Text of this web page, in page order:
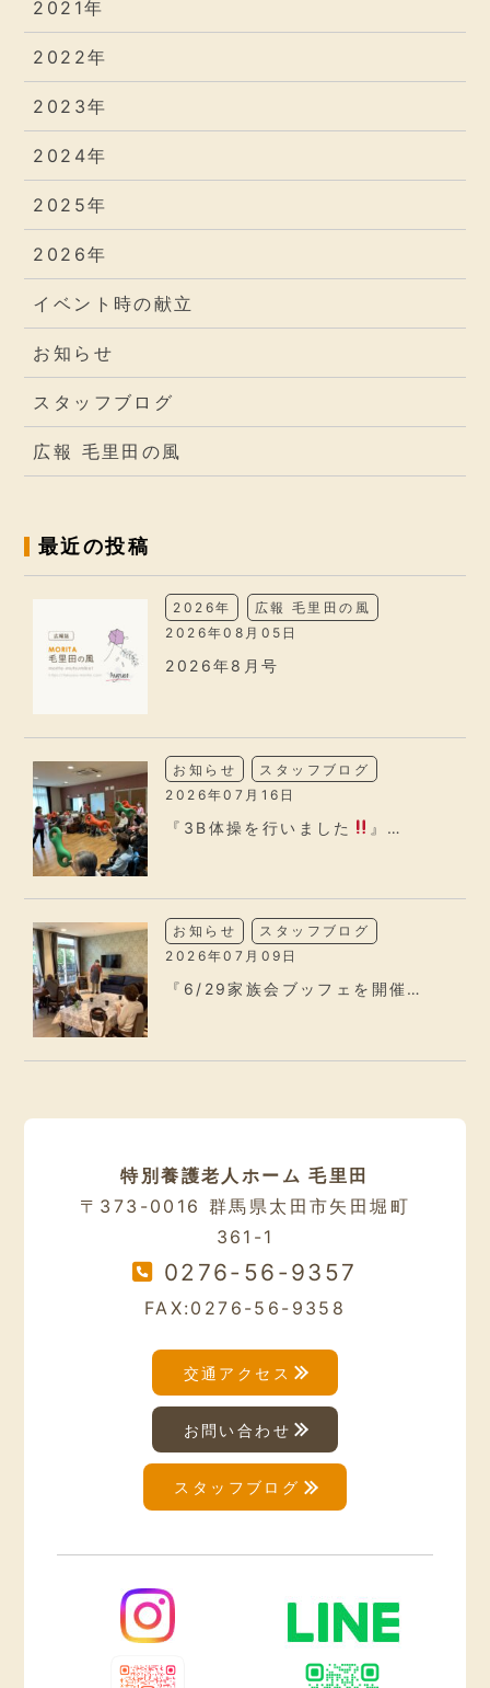
2021年
2022年
2023年
2024年
2025年
2026年
イベント時の献立
お知らせ
スタッフブログ
広報 毛里田の風
最近の投稿
2026年
広報 毛里田の風
2026年08月05日
2026年8月号
お知らせ
スタッフブログ
2026年07月16日
『3B体操を行いました 』…
お知らせ
スタッフブログ
2026年07月09日
『6/29家族会ブッフェを開催…
特別養護老人ホーム 毛里田
〒373-0016 群馬県太田市矢田堀町
361-1
0276-56-9357
FAX:0276-56-9358
交通アクセス
お問い合わせ
スタッフブログ